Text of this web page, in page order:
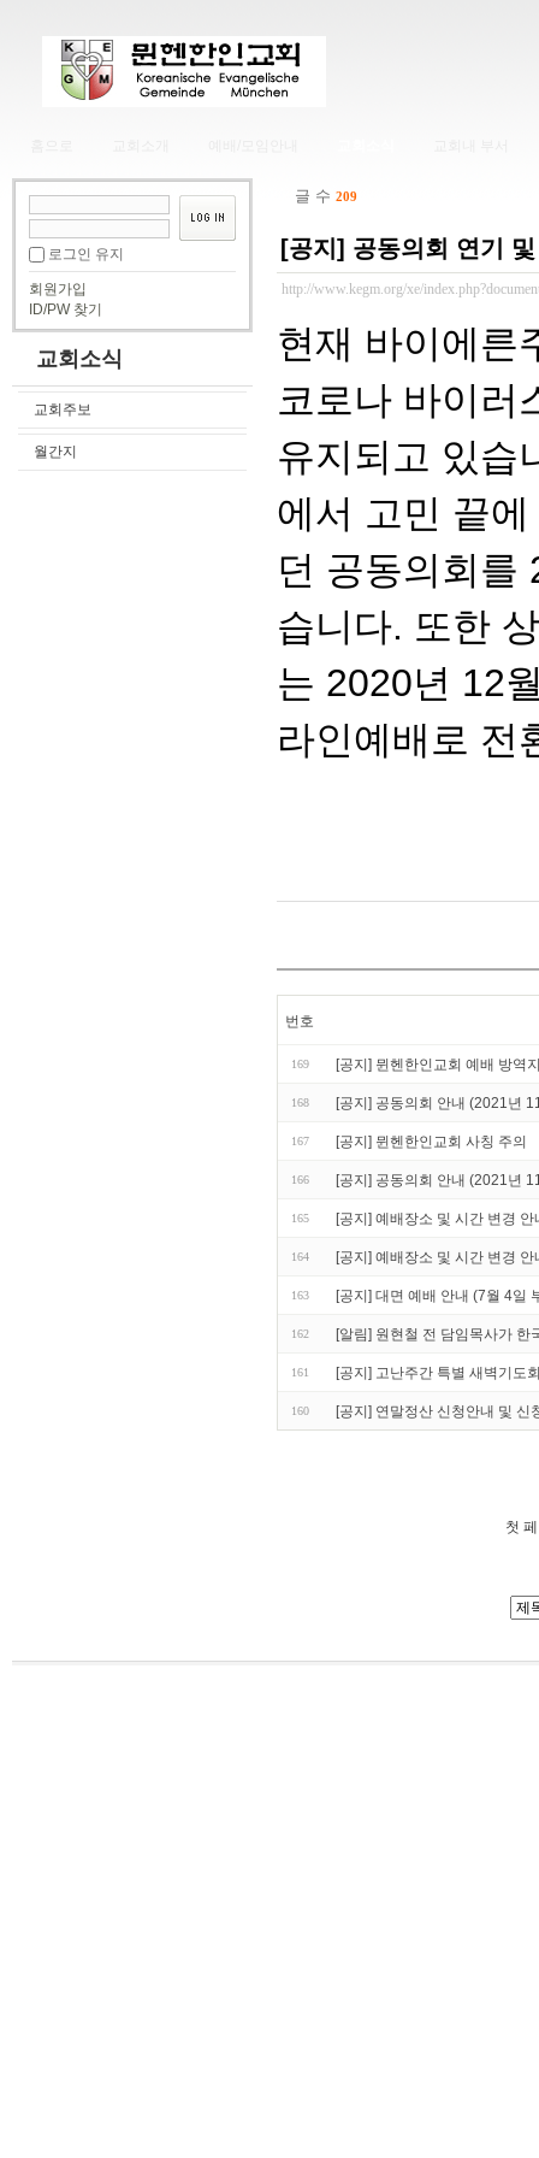
로그인 유지
회원가입
ID/PW 찾기
교회소식
교회주보
월간지
글 수 209
[공지] 공동의회 연기
http://www.kegm.org/xe/
현재 바이에른
코로나 바이러
유지되고 있습
에서 고민 끝
던 공동의회를
습니다. 또한
는 2020년 12
라인예배로 전
번호
169 [공지] 뮌헨한인교회 예배 방역
168 [공지] 공동의회 안내 (2021년
167 [공지] 뮌헨한인교회 사칭 주의
166 [공지] 공동의회 안내 (2021년
165 [공지] 예배장소 및 시간 변경
164 [공지] 예배장소 및 시간 변경
163 [공지] 대면 예배 안내 (7월 4일
162 [알림] 원현철 전 담임목사가 한
161 [공지] 고난주간 특별 새벽기도
160 [공지] 연말정산 신청안내 및 신
첫